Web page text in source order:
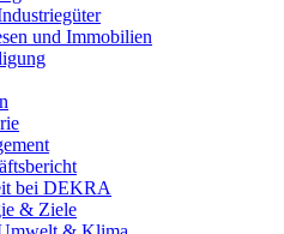
und Immobilien
bei DEKRA
& Ziele